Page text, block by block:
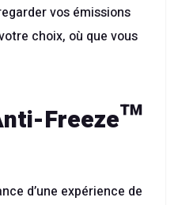
vos émissions
choix, où que vous
Freeze™
d’une expérience de